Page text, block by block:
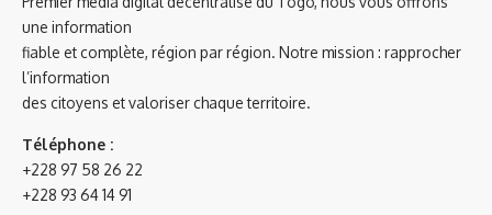
une information
fiable et complète, région par région. Notre mission : rapprocher
l’information
des citoyens et valoriser chaque territoire.
Téléphone :
+228 97 58 26 22
+228 93 64 14 91